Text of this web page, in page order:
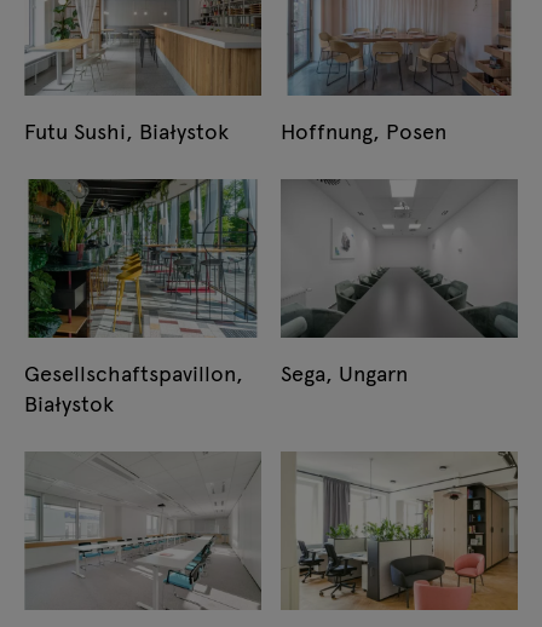
Futu Sushi, Białystok Hoffnung, Posen
Gesellschaftspavillon,
Białystok
Sega, Ungarn